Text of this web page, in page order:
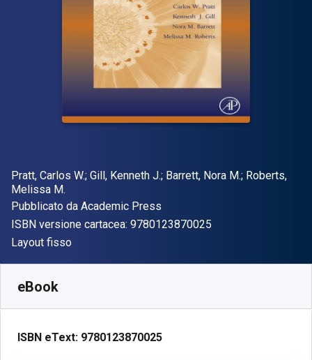
Autore(i)
Pratt, Carlos W.; Gill, Kenneth J.; Barrett, Nora M.; Roberts,
Melissa M.
Editore
Pubblicato da Academic Press
ISBN versione cartacea: 9780123870025
Formato
Layout fisso
eBook
ISBN eText: 9780123870025